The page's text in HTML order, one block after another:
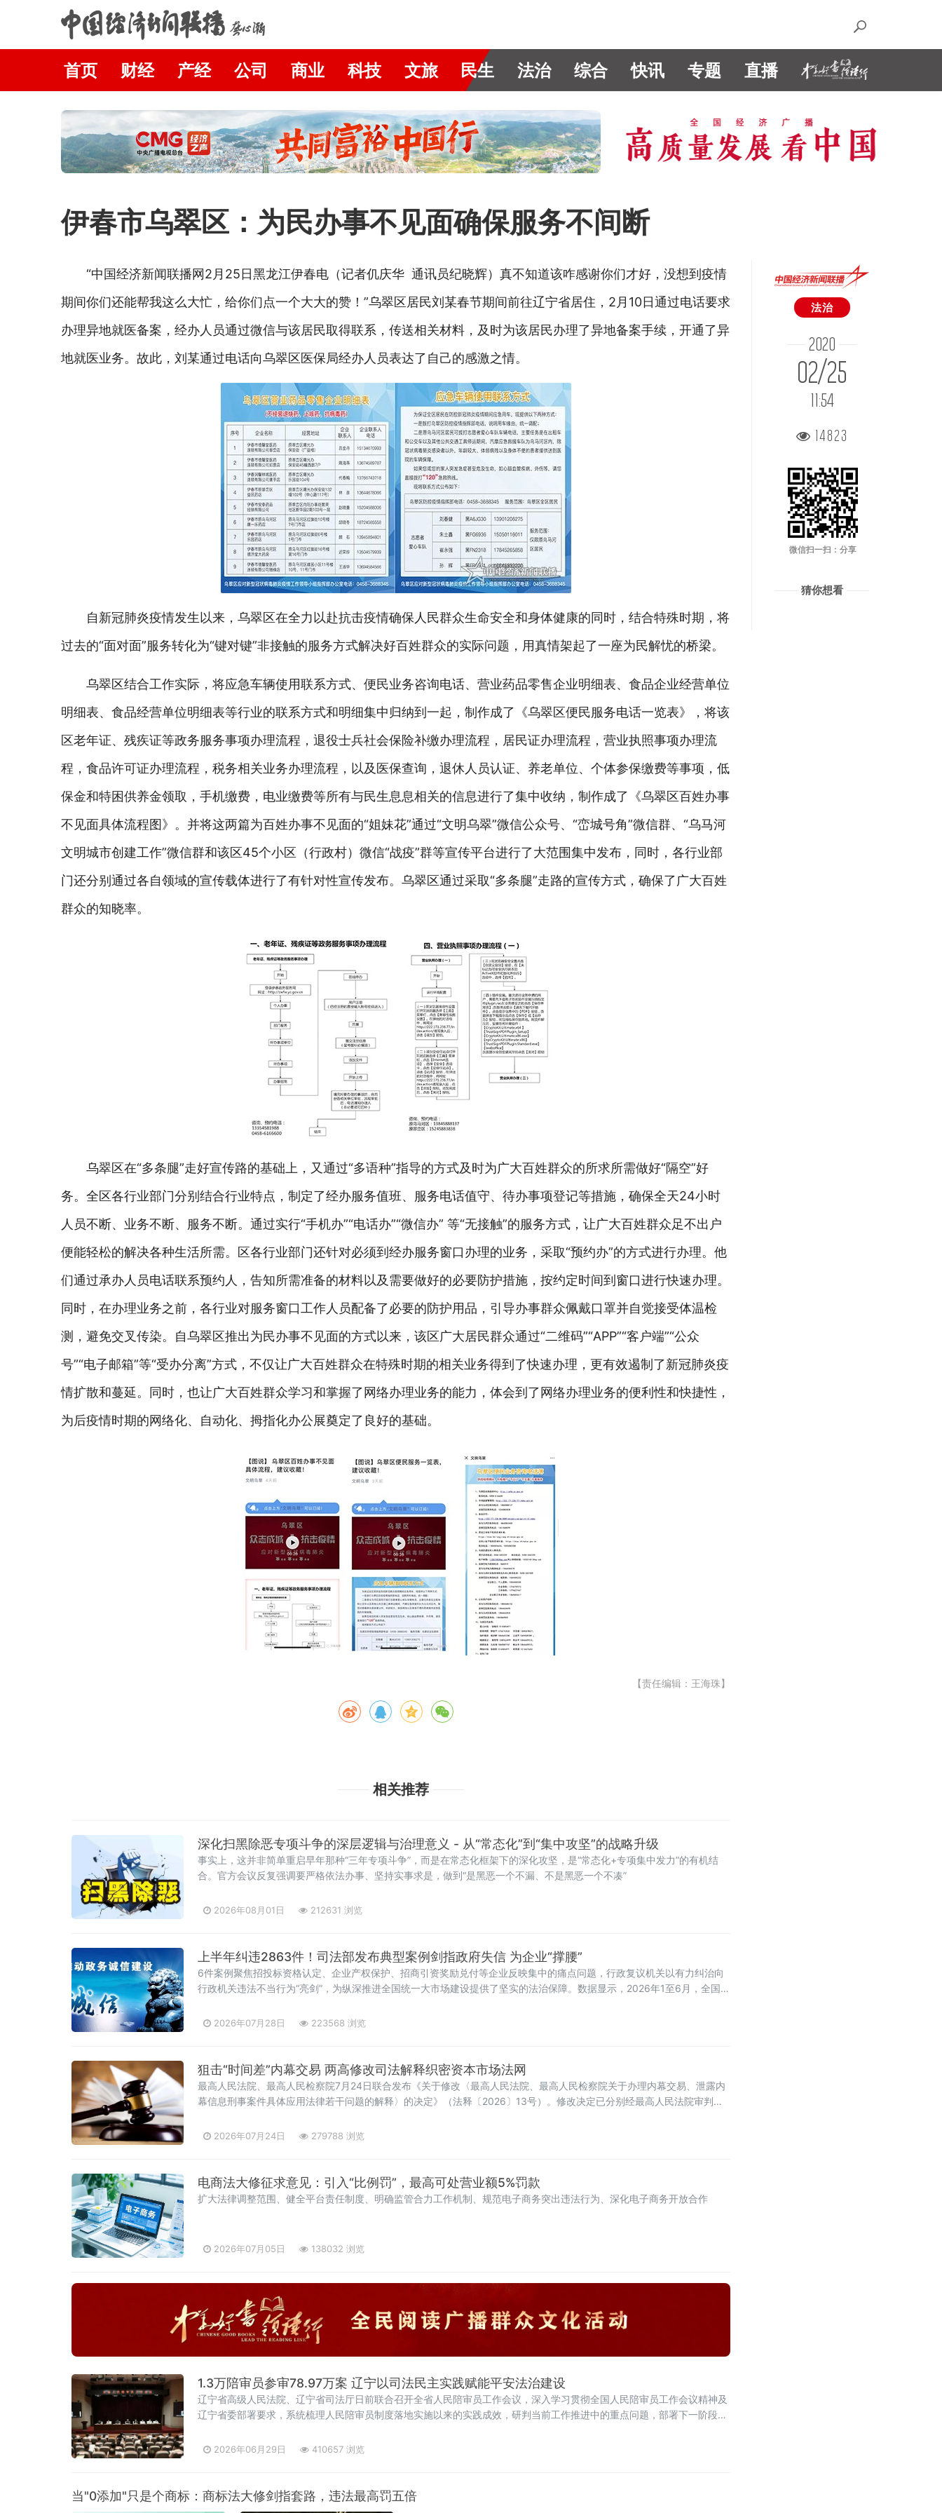
首页 财经 产经 公司 商业 科技 文旅 民生 法治 综合 快讯 专题 直播
伊春市乌翠区：为民办事不见面确保服务不间断
“中国经济新闻联播网2月25日黑龙江伊春电（记者仉庆华 通讯员纪晓辉）真不知道该咋感谢你们才好，没想到疫情
期间你们还能帮我这么大忙，给你们点一个大大的赞！”乌翠区居民刘某春节期间前往辽宁省居住，2月10日通过电话要求
办理异地就医备案，经办人员通过微信与该居民取得联系，传送相关材料，及时为该居民办理了异地备案手续，开通了异
地就医业务。故此，刘某通过电话向乌翠区医保局经办人员表达了自己的感激之情。
自新冠肺炎疫情发生以来，乌翠区在全力以赴抗击疫情确保人民群众生命安全和身体健康的同时，结合特殊时期，将
过去的“面对面”服务转化为“键对键”非接触的服务方式解决好百姓群众的实际问题，用真情架起了一座为民解忧的桥梁。
乌翠区结合工作实际，将应急车辆使用联系方式、便民业务咨询电话、营业药品零售企业明细表、食品企业经营单位
明细表、食品经营单位明细表等行业的联系方式和明细集中归纳到一起，制作成了《乌翠区便民服务电话一览表》，将该
区老年证、残疾证等政务服务事项办理流程，退役士兵社会保险补缴办理流程，居民证办理流程，营业执照事项办理流
程，食品许可证办理流程，税务相关业务办理流程，以及医保查询，退休人员认证、养老单位、个体参保缴费等事项，低
保金和特困供养金领取，手机缴费，电业缴费等所有与民生息息相关的信息进行了集中收纳，制作成了《乌翠区百姓办事
不见面具体流程图》。并将这两篇为百姓办事不见面的“姐妹花”通过“文明乌翠”微信公众号、“峦城号角”微信群、“乌马河
文明城市创建工作”微信群和该区45个小区（行政村）微信“战疫”群等宣传平台进行了大范围集中发布，同时，各行业部
门还分别通过各自领域的宣传载体进行了有针对性宣传发布。乌翠区通过采取“多条腿”走路的宣传方式，确保了广大百姓
群众的知晓率。
乌翠区在“多条腿”走好宣传路的基础上，又通过“多语种”指导的方式及时为广大百姓群众的所求所需做好“隔空”好
务。全区各行业部门分别结合行业特点，制定了经办服务值班、服务电话值守、待办事项登记等措施，确保全天24小时
人员不断、业务不断、服务不断。通过实行“手机办”“电话办”“微信办” 等“无接触”的服务方式，让广大百姓群众足不出户
便能轻松的解决各种生活所需。区各行业部门还针对必须到经办服务窗口办理的业务，采取“预约办”的方式进行办理。他
们通过承办人员电话联系预约人，告知所需准备的材料以及需要做好的必要防护措施，按约定时间到窗口进行快速办理。
同时，在办理业务之前，各行业对服务窗口工作人员配备了必要的防护用品，引导办事群众佩戴口罩并自觉接受体温检
测，避免交叉传染。自乌翠区推出为民办事不见面的方式以来，该区广大居民群众通过“二维码”“APP”“客户端”“公众
号”“电子邮箱”等“受办分离”方式，不仅让广大百姓群众在特殊时期的相关业务得到了快速办理，更有效遏制了新冠肺炎疫
情扩散和蔓延。同时，也让广大百姓群众学习和掌握了网络办理业务的能力，体会到了网络办理业务的便利性和快捷性，
为后疫情时期的网络化、自动化、拇指化办公展奠定了良好的基础。
【责任编辑：王海珠】
相关推荐
深化扫黑除恶专项斗争的深层逻辑与治理意义 - 从“常态化”到“集中攻坚”的战略升级
事实上，这并非简单重启早年那种“三年专项斗争”，而是在常态化框架下的深化攻坚，是“常态化+专项集中发力”的有机结
合。官方会议反复强调要严格依法办事、坚持实事求是，做到“是黑恶一个不漏、不是黑恶一个不凑”
2026年08月01日 212631 浏览
上半年纠违2863件！司法部发布典型案例剑指政府失信 为企业“撑腰”
6件案例聚焦招投标资格认定、企业产权保护、招商引资奖励兑付等企业反映集中的痛点问题，行政复议机关以有力纠治向
行政机关违法不当行为“亮剑”，为纵深推进全国统一大市场建设提供了坚实的法治保障。数据显示，2026年1至6月，全国各
2026年07月28日 223568 浏览
狙击“时间差”内幕交易 两高修改司法解释织密资本市场法网
最高人民法院、最高人民检察院7月24日联合发布《关于修改〈最高人民法院、最高人民检察院关于办理内幕交易、泄露内
幕信息刑事案件具体应用法律若干问题的解释〉的决定》（法释〔2026〕13号）。修改决定已分别经最高人民法院审判委
2012年《关于办理内幕交易、泄
2026年07月24日 279788 浏览
电商法大修征求意见：引入“比例罚”，最高可处营业额5%罚款
扩大法律调整范围、健全平台责任制度、明确监管合力工作机制、规范电子商务突出违法行为、深化电子商务开放合作
2026年07月05日 138032 浏览
1.3万陪审员参审78.97万案 辽宁以司法民主实践赋能平安法治建设
辽宁省高级人民法院、辽宁省司法厅日前联合召开全省人民陪审员工作会议，深入学习贯彻全国人民陪审员工作会议精神及
辽宁省委部署要求，系统梳理人民陪审员制度落地实施以来的实践成效，研判当前工作推进中的重点问题，部署下一阶段核
达了辽宁省委常委、政法委书记郑艺对全省人
2026年06月29日 410657 浏览
当"0添加"只是个商标：商标法大修剑指套路，违法最高罚五倍
法治
2020
02/25
11:54
14823
微信扫一扫：分享
猜你想看